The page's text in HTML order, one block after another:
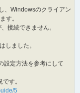
、Windowsのクライアン
す。
接続できません。
しました。
設定方法を参考にして
す。
5